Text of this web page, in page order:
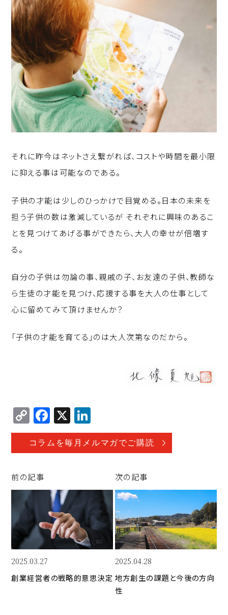
それに昨今はネットさえ繋がれば、コストや時間を最小限
に抑える事は可能なのである。
子供の才能は少しのひっかけで目覚める。日本の未来を
担う子供の数は激減しているが それぞれに興味のあるこ
とを見つけてあげる事ができたら、大人の幸せが倍増す
る。
自分の子供は勿論の事、親戚の子、お友達の子供、教師な
ら生徒の才能を見つけ、応援する事を大人の仕事として
心に留めてみて頂けませんか？
「子供の才能を育てる」のは大人次第なのだから。
C
o
p
Li
n
k
F
a
c
o
o
k
X
n
k
I
n
コラムを毎月メルマガでご購読
前の記事
2025.03.27
創業経営者の戦略的意思決定
次の記事
2025.04.28
地方創生の課題と今後の方向
性